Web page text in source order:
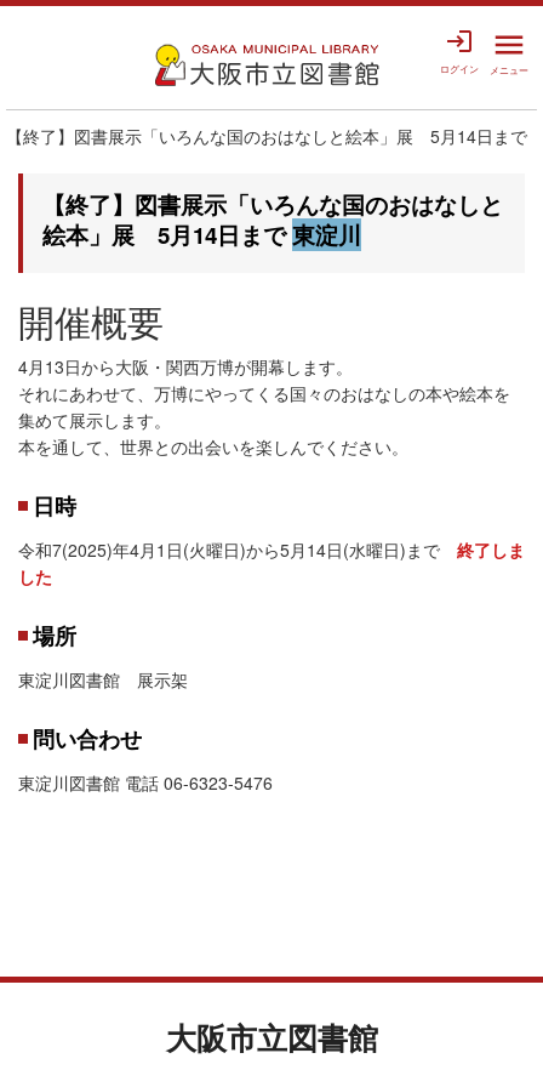
login
ログイン
menu
メニュー
【終了】図書展示「いろんな国のおはなしと絵本」展 5月14日まで
【終了】図書展示「いろんな国のおはなしと
絵本」展 5月14日まで東淀川
開催概要
4月13日から大阪・関西万博が開幕します。
それにあわせて、万博にやってくる国々のおはなしの本や絵本を
集めて展示します。
本を通して、世界との出会いを楽しんでください。
日時
令和7(2025)年4月1日(火曜日)から5月14日(水曜日)まで 終了しま
した
場所
東淀川図書館 展示架
問い合わせ
東淀川図書館 電話 06-6323-5476
大阪市立図書館